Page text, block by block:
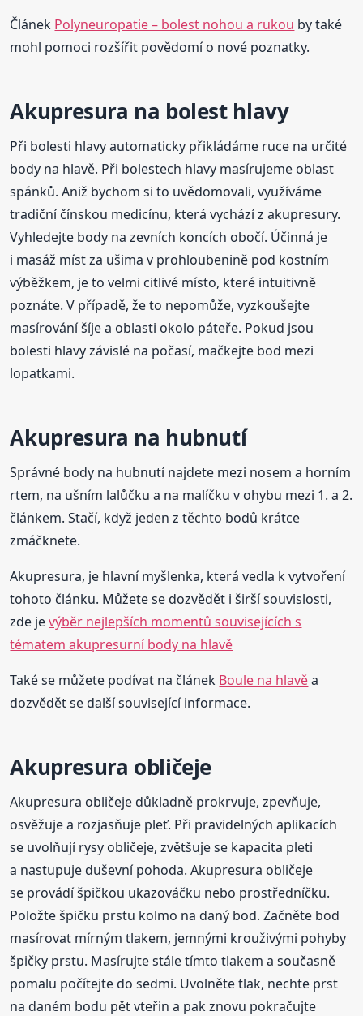
Článek Polyneuropatie – bolest nohou a rukou by také
mohl pomoci rozšířit povědomí o nové poznatky.
Akupresura na bolest hlavy
Při bolesti hlavy automaticky přikládáme ruce na určité
body na hlavě. Při bolestech hlavy masírujeme oblast
spánků. Aniž bychom si to uvědomovali, využíváme
tradiční čínskou medicínu, která vychází z akupresury.
Vyhledejte body na zevních koncích obočí. Účinná je
i masáž míst za ušima v prohloubenině pod kostním
výběžkem, je to velmi citlivé místo, které intuitivně
poznáte. V případě, že to nepomůže, vyzkoušejte
masírování šíje a oblasti okolo páteře. Pokud jsou
bolesti hlavy závislé na počasí, mačkejte bod mezi
lopatkami.
Akupresura na hubnutí
Správné body na hubnutí najdete mezi nosem a horním
rtem, na ušním lalůčku a na malíčku v ohybu mezi 1. a 2.
článkem. Stačí, když jeden z těchto bodů krátce
zmáčknete.
Akupresura, je hlavní myšlenka, která vedla k vytvoření
tohoto článku. Můžete se dozvědět i širší souvislosti,
zde jevýběr nejlepších momentů souvisejících s
tématem akupresurní body na hlavě
Také se můžete podívat na článek Boule na hlavěa
dozvědět se další související informace.
Akupresura obličeje
Akupresura obličeje důkladně prokrvuje, zpevňuje,
osvěžuje a rozjasňuje pleť. Při pravidelných aplikacích
se uvolňují rysy obličeje, zvětšuje se kapacita pleti
a nastupuje duševní pohoda. Akupresura obličeje
se provádí špičkou ukazováčku nebo prostředníčku.
Položte špičku prstu kolmo na daný bod. Začněte bod
masírovat mírným tlakem, jemnými krouživými pohyby
špičky prstu. Masírujte stále tímto tlakem a současně
pomalu počítejte do sedmi. Uvolněte tlak, nechte prst
na daném bodu pět vteřin a pak znovu pokračujte